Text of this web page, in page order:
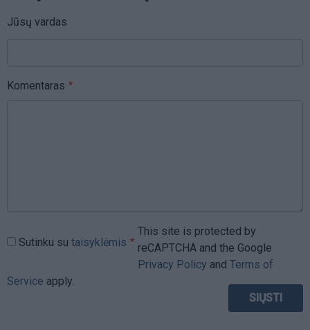
Jūsų vardas
Komentaras
Sutinku su taisyklėmis
This site is protected by
reCAPTCHA and the Google
Privacy Policy and Terms of
Service apply.